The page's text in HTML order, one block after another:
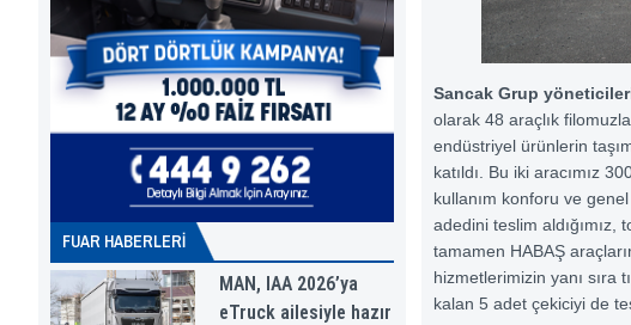
FUAR HABERLERI
MAN, IAA 2026’ya
eTruck ailesiyle hazır
Sancak Grup
olarak 48 araçlık
endüstriyel ürünlerin
katıldı. Bu iki aracımız
kullanım konforu ve
adedini teslim aldığımız,
tamamen HABAŞ
hizmetlerimizin yanı sıra
kalan 5 adet çekiciyi de